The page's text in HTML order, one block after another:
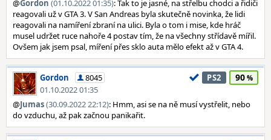
@Gordon (01.10.2022 01:35): Tak to je jasné, na střelbu chodci a řidiči
reagovali už v GTA 3. V San Andreas byla skutečně novinka, že lidi
reagovali na namíření zbraní na ulici. Byla o tom i mise, kde hráč
musel udržet ruce nahoře 4 postav tím, že na všechny střídavě mířil.
Ovšem jak jsem psal, míření přes sklo auta mělo efekt až v GTA 4.
Gordon
8045
01.10.2022 01:35
PS2 90
@Jumas(30.09.2022 22:12): Hmm, asi se na ně musí vystřelit, nebo
do vzduchu, až pak začnou panikařit.